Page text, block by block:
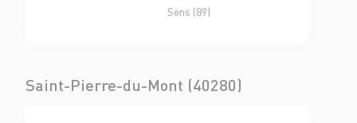
Sens (89)
Saint-Pierre-du-Mont (40280)